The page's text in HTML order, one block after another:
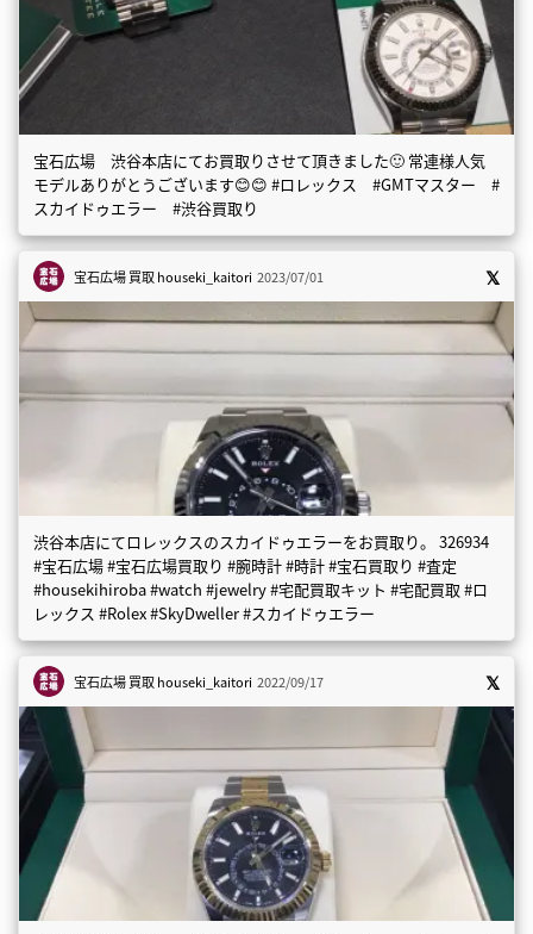
宝石広場 渋谷本店にてお買取りさせて頂きました🙂 常連様人気
モデルありがとうございます😊😊 #ロレックス #GMTマスター #
スカイドゥエラー #渋谷買取り
宝石広場 買取houseki_kaitori 2023/07/01
渋谷本店にてロレックスのスカイドゥエラーをお買取り。 326934
#宝石広場 #宝石広場買取り #腕時計 #時計 #宝石買取り #査定
#housekihiroba #watch #jewelry #宅配買取キット #宅配買取 #ロ
レックス #Rolex #SkyDweller #スカイドゥエラー
宝石広場 買取houseki_kaitori 2022/09/17